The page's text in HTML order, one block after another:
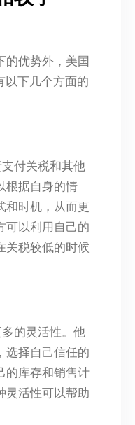
的优势外，美国
以下几个方面的
付关税和其他
根据自身的情
和时机，从而更
可以利用自己的
关税较低的时候
的灵活性。他
选择自己信任的
的库存和销售计
灵活性可以帮助